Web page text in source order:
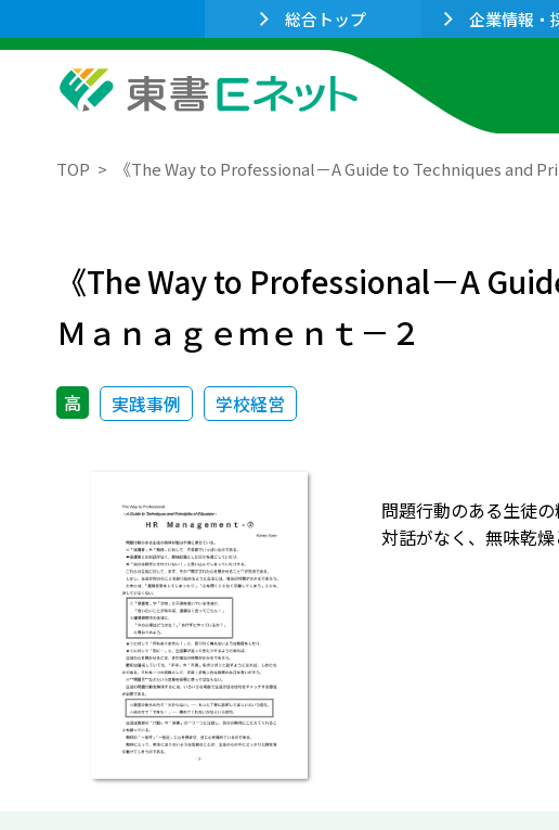
総合トップ 企業情報・
TOP 《The Way to Professional－A Guide to Techniques and
《The Way to Professional－A
Ｍａｎａｇｅｍｅｎｔ－２
高 実践事例 学校経営
問題行動のある生徒
対話がなく、無味乾